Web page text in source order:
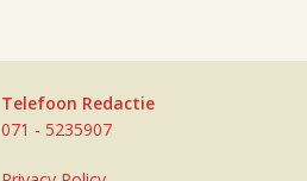
Telefoon Redactie
071 - 5235907